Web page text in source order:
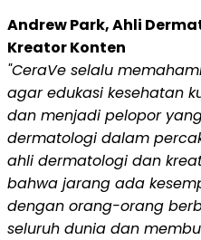
Andrew Park, Ahli
Kreator Konten
"CeraVe selalu
agar edukasi kesehatan
dan menjadi pelopor
dermatologi dalam
ahli dermatologi dan
bahwa jarang ada
dengan orang-orang
seluruh dunia dan